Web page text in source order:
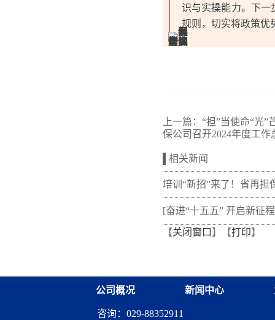
识与实操能力。下一
规则，切实将政策优
上一篇： “担”当使命“光
保公司召开2024年度工作
相关新闻
培训“新招”来了！省再担
新"以审代训"， 让政策学
从"听"变"练"
[奋进“十五五” 开启新征
融资担保体系这样做](十
【关闭窗口 】【打印】
公司概况 新闻中心
咨询：029-88352911